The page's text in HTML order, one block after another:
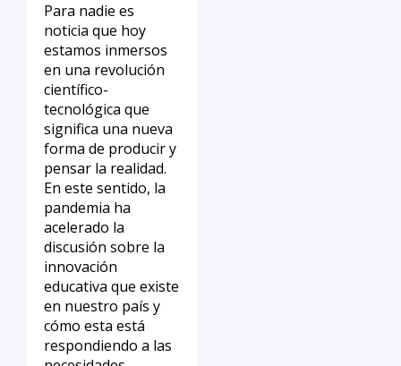
Para nadie es
noticia que hoy
estamos inmersos
en una revolución
científico-
tecnológica que
significa una nueva
forma de producir y
pensar la realidad.
En este sentido, la
pandemia ha
acelerado la
discusión sobre la
innovación
educativa que existe
en nuestro país y
cómo esta está
respondiendo a las